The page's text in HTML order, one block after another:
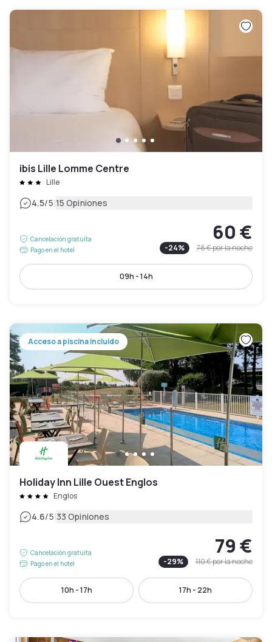
ibis Lille Lomme Centre
Lille
4.5/5|15 Opiniones
Cancelación gratuita
Pago en el hotel
60 €
-24% 78 €por la noche
09h - 14h
Acceso a piscina incluido
Holiday Inn Lille Ouest Englos
Englos
4.6/5|33 Opiniones
Cancelación gratuita
Pago en el hotel
79 €
-29% 110 €por la noche
10h - 17h 17h - 22h